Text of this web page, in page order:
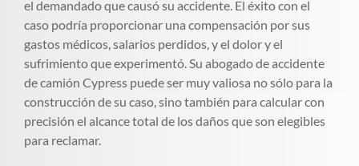
el demandado que causó su accidente. El éxito con el
caso podría proporcionar una compensación por sus
gastos médicos, salarios perdidos, y el dolor y el
sufrimiento que experimentó. Su abogado de accidente
de camión Cypress puede ser muy valiosa no sólo para la
construcción de su caso, sino también para calcular con
precisión el alcance total de los daños que son elegibles
para reclamar.